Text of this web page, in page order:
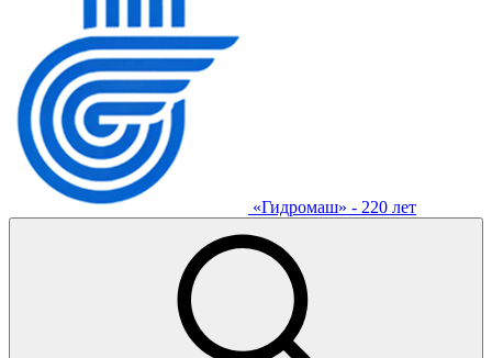
«Гидромаш» - 220 лет